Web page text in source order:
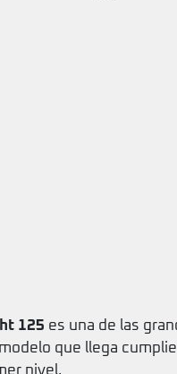
125 es una de las
que llega